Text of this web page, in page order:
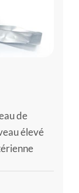
de
élevé
la